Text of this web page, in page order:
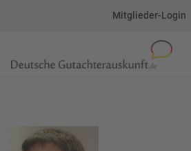
Mitglieder-Login